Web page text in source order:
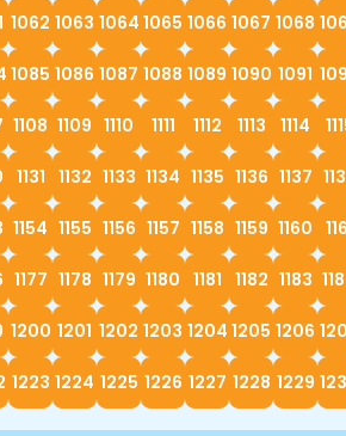
1062 1063 1064 1065 1066 1067 1068
1085 1086 1087 1088 1089 1090 1091
1108 1109 1110 1111 1112 1113 1114
1131 1132 1133 1134 1135 1136 1137
1154 1155 1156 1157 1158 1159 1160
1177 1178 1179 1180 1181 1182 1183
1200 1201 1202 1203 1204 1205 1206
1223 1224 1225 1226 1227 1228 1229